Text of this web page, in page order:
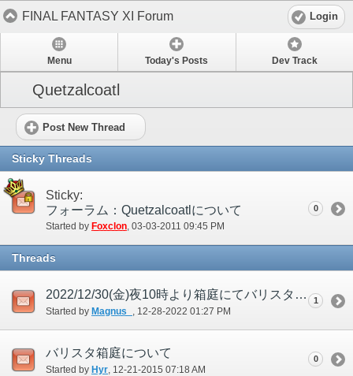
FINAL FANTASY XI Forum Login
Menu Today's Posts Dev Track
Quetzalcoatl
Post New Thread
Sticky Threads
Sticky:
フォーラム：Quetzalcoatlについて
Started by Foxclon‎, 03-03-2011 09:45 PM
0
Threads
2022/12/30(金)夜10時より箱庭にてバリスタLv60制限を開催します
Started by Magnus_ ‎, 12-28-2022 01:27 PM
1
バリスタ箱庭について
Started by Hyr‎, 12-21-2015 07:18 AM
0